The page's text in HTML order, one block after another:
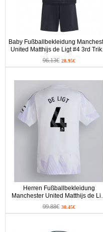
Baby Fußballbekleidung
United Matthijs de Ligt #4 3rd Trikot
2025-26 Kurzarm (+ kurze hosen)
96.13€ 28.95€
Herren Fußballbekleidung
Manchester United Matthijs de Ligt
#4 Auswärtstrikot 2025-26 Kurzarm
99.88€ 30.45€